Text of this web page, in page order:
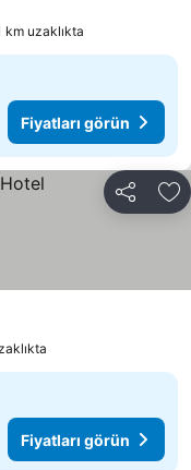
km uzaklıkta
Fiyatları görün
Paylaş
Fiyatları görün